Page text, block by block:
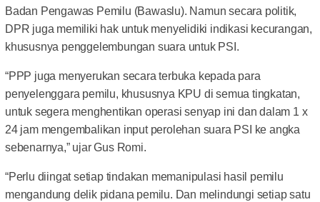
Badan Pengawas Pemilu (Bawaslu). Namun secara politik,
DPR juga memiliki hak untuk menyelidiki indikasi kecurangan,
khususnya penggelembungan suara untuk PSI.
“PPP juga menyerukan secara terbuka kepada para
penyelenggara pemilu, khususnya KPU di semua tingkatan,
untuk segera menghentikan operasi senyap ini dan dalam 1 x
24 jam mengembalikan input perolehan suara PSI ke angka
sebenarnya,” ujar Gus Romi.
“Perlu diingat setiap tindakan memanipulasi hasil pemilu
mengandung delik pidana pemilu. Dan melindungi setiap satu